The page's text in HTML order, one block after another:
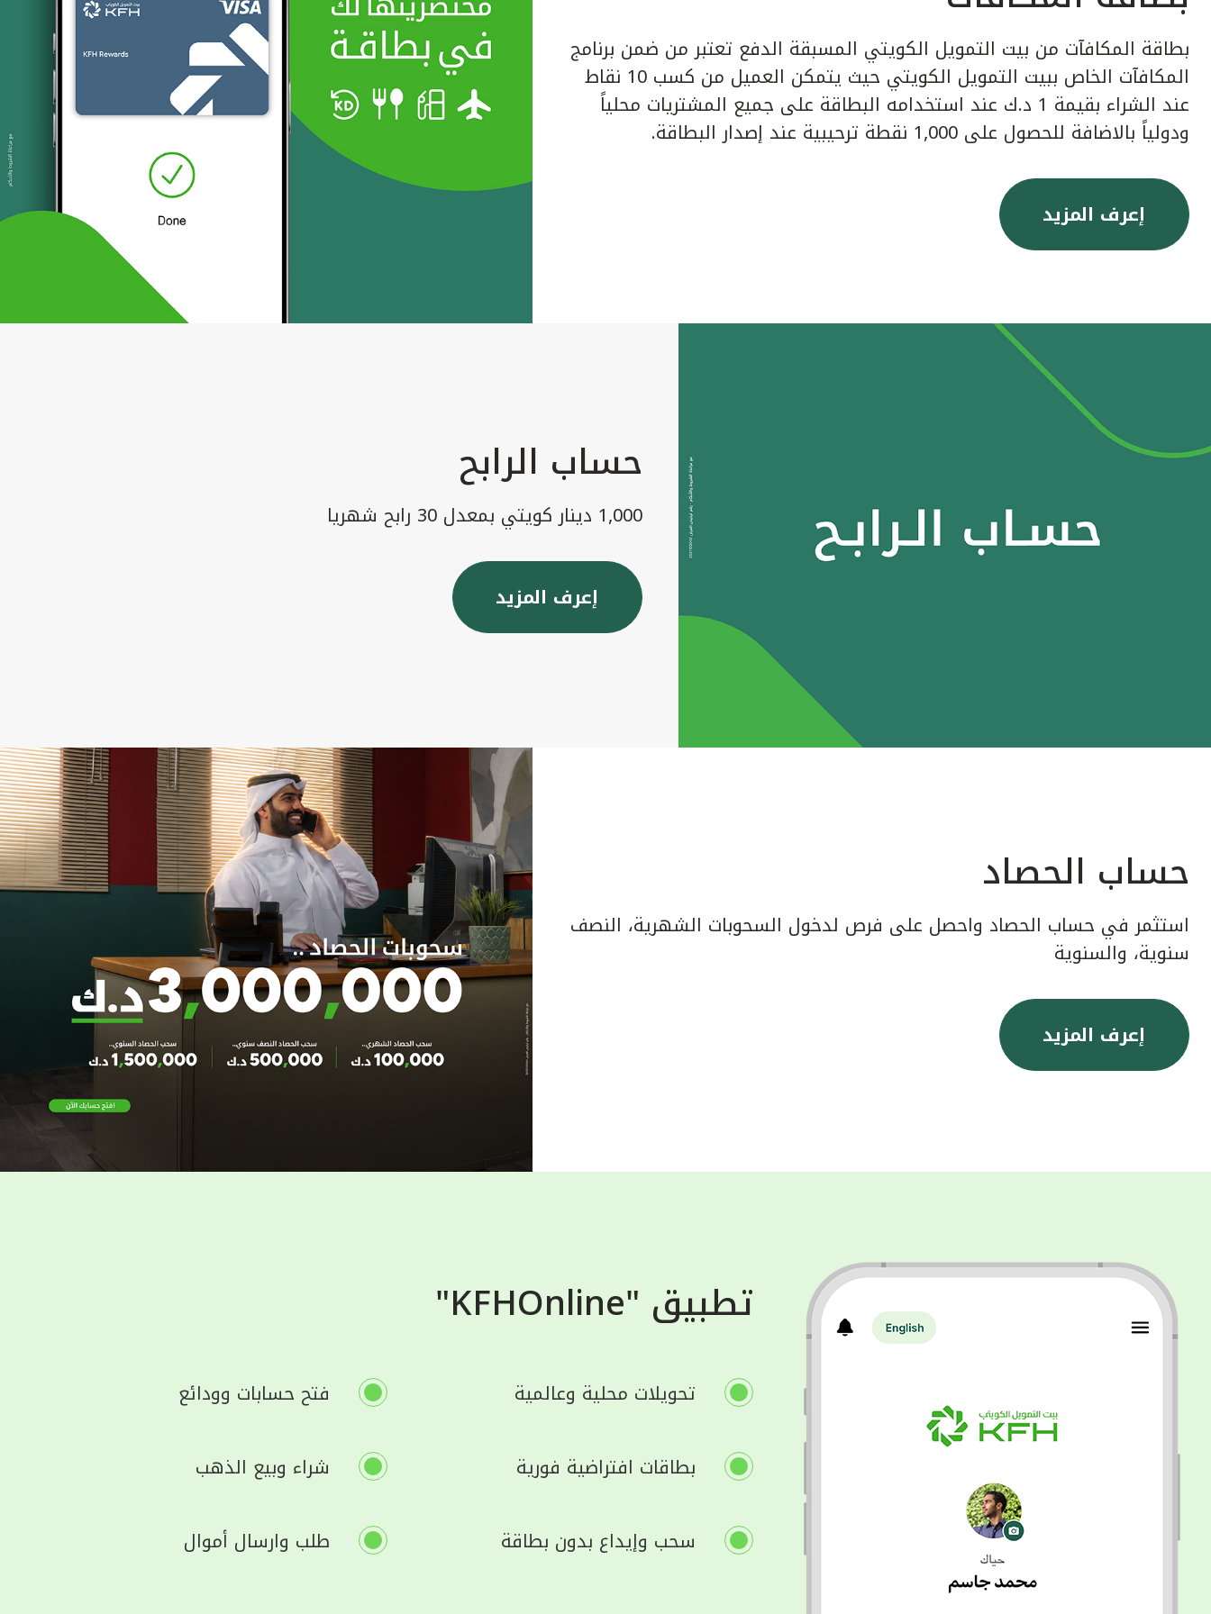
بطاقة المكافآت من بيت التمويل الكويتي المسبقة الدفع تعتبر من ضمن برنامج
المكافآت الخاص ببيت التمويل الكويتي حيث يتمكن العميل من كسب 10 نقاط
عند الشراء بقيمة 1 د.ك عند استخدامه البطاقة على جميع المشتريات محلياً
ودولياً بالاضافة للحصول على 1,000 نقطة ترحيبية عند إصدار البطاقة.
إعرف المزيد
حساب الرابح
1,000 دينار كويتي بمعدل 30 رابح شهريا
إعرف المزيد
حساب الحصاد
استثمر في حساب الحصاد واحصل على فرص لدخول السحوبات الشهرية، النصف
سنوية، والسنوية
إعرف المزيد
تطبيق "KFHOnline"
تحويلات محلية وعالمية فتح حسابات وودائع
بطاقات افتراضية فورية شراء وبيع الذهب
سحب وإيداع بدون بطاقة طلب وارسال أموال